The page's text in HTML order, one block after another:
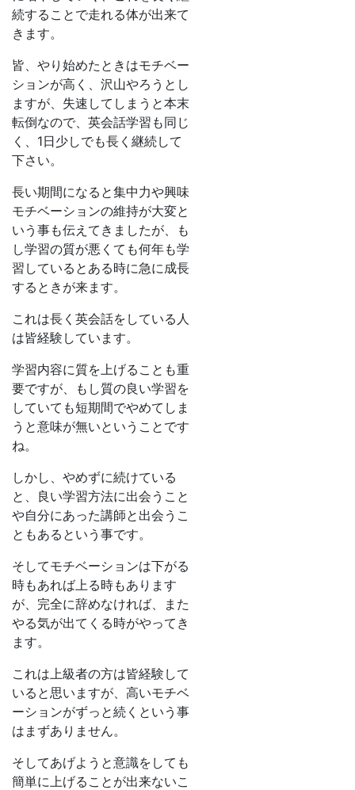
続することで走れる体が出来て
きます。
皆、やり始めたときはモチベー
ションが高く、沢山やろうとし
ますが、失速してしまうと本末
転倒なので、英会話学習も同じ
く、1日少しでも長く継続して
下さい。
長い期間になると集中力や興味
モチベーションの維持が大変と
いう事も伝えてきましたが、も
し学習の質が悪くても何年も学
習しているとある時に急に成長
するときが来ます。
これは長く英会話をしている人
は皆経験しています。
学習内容に質を上げることも重
要ですが、もし質の良い学習を
していても短期間でやめてしま
うと意味が無いということです
ね。
しかし、やめずに続けている
と、良い学習方法に出会うこと
や自分にあった講師と出会うこ
ともあるという事です。
そしてモチベーションは下がる
時もあれば上る時もあります
が、完全に辞めなければ、また
やる気が出てくる時がやってき
ます。
これは上級者の方は皆経験して
いると思いますが、高いモチベ
ーションがずっと続くという事
はまずありません。
そしてあげようと意識をしても
簡単に上げることが出来ないこ